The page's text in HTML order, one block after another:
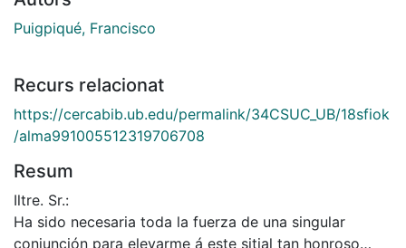
Puigpiqué, Francisco
Recurs relacionat
https://cercabib.ub.edu/permalink/34CSUC_UB/18sfiok
/alma991005512319706708
Resum
Iltre. Sr.:
Ha sido necesaria toda la fuerza de una singular
conjunción para elevarme á este sitial tan honroso